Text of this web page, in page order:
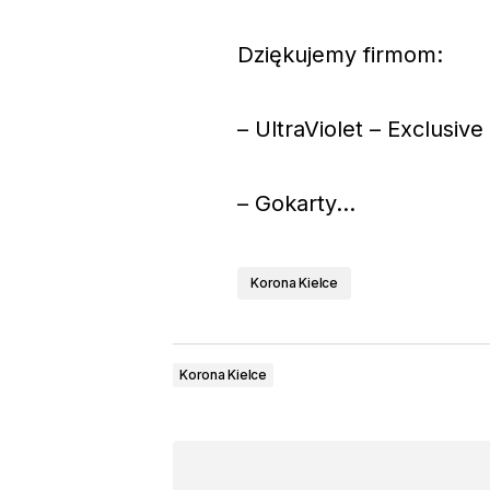
Dziękujemy firmom:
– UltraViolet –
– Gokarty…
Korona Kielce
Korona Kielce